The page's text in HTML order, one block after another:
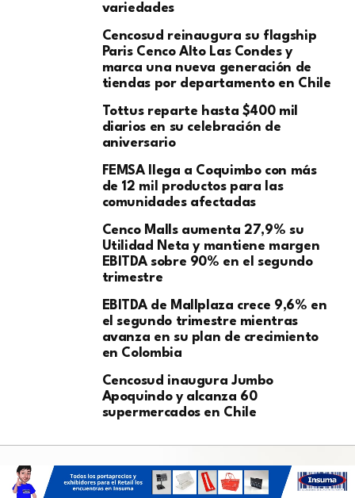
variedades
Cencosud reinaugura su flagship
Paris Cenco Alto Las Condes y
marca una nueva generación de
tiendas por departamento en Chile
Tottus reparte hasta $400 mil
diarios en su celebración de
aniversario
FEMSA llega a Coquimbo con más
de 12 mil productos para las
comunidades afectadas
Cenco Malls aumenta 27,9% su
Utilidad Neta y mantiene margen
EBITDA sobre 90% en el segundo
trimestre
EBITDA de Mallplaza crece 9,6% en
el segundo trimestre mientras
avanza en su plan de crecimiento
en Colombia
Cencosud inaugura Jumbo
Apoquindo y alcanza 60
supermercados en Chile